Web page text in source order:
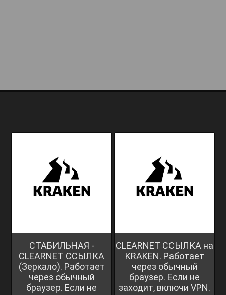
СТАБИЛЬНАЯ -
CLEARNET ССЫЛКА
(Зеркало). Работает
через обычный
браузер. Если не
CLEARNET ССЫЛКА на
KRAKEN. Работает
через обычный
браузер. Если не
заходит, включи VPN.